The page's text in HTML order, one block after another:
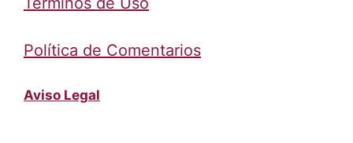
Política de Comentarios
Aviso Legal